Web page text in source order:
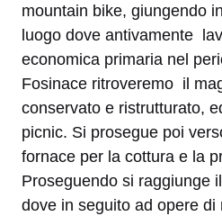
mountain bike, giungendo
luogo dove antivamente
economica primaria nel
Fosinace ritroveremo il
conservato e ristrutturato,
picnic. Si prosegue poi
fornace per la cottura e la
Proseguendo si raggiunge il
dove in seguito ad opere di